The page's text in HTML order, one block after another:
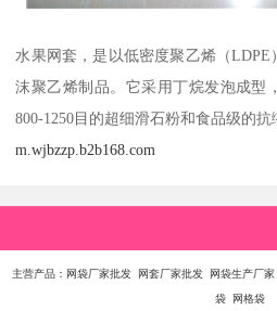
水果网套，是以低密度聚乙烯（
沫聚乙烯制品。它采用丁烷发泡成型
800-1250目的超细滑石粉和食品级的抗
m.wjbzzp.b2b168.com
主营产品：网袋厂家批发 网套厂家批发 网袋生产厂
袋 网格袋